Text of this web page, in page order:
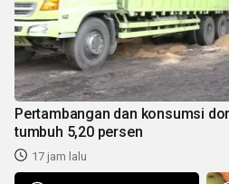
Pertambangan dan konsumsi
tumbuh 5,20 persen
17 jam lalu